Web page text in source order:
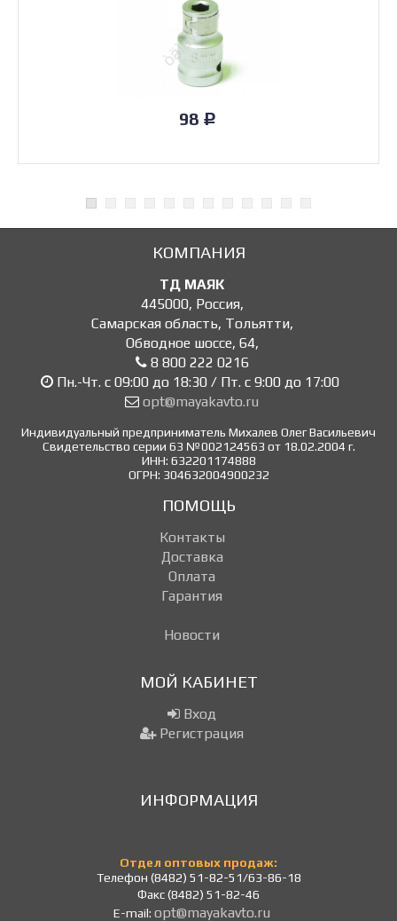
98 Р
КОМПАНИЯ
ТД МАЯК
445000, Россия,
Самарская область, Тольятти,
Обводное шоссе, 64,
8 800 222 0216
Пн.-Чт. с 09:00 до 18:30 / Пт. с 9:00 до 17:00
opt@mayakavto.ru
Индивидуальный предприниматель Михалев Олег Васильевич
Свидетельство серии 63 №002124563 от 18.02.2004 г.
ИНН: 632201174888
ОГРН: 304632004900232
ПОМОЩЬ
Контакты
Доставка
Оплата
Гарантия
Новости
МОЙ КАБИНЕТ
Вход
Регистрация
ИНФОРМАЦИЯ
Отдел оптовых продаж:
Телефон (8482) 51-82-51/63-86-18
Факс (8482) 51-82-46
E-mail: opt@mayakavto.ru